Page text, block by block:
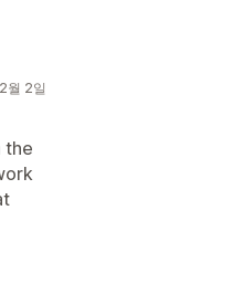
월 2일
the